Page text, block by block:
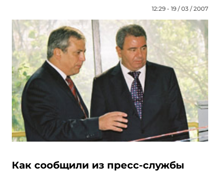
12:29 - 19 / 03 / 2007
Как сообщили из пресс-службы